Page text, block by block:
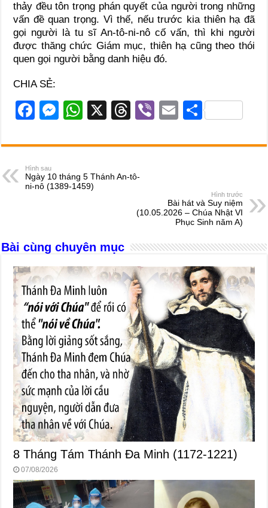
thảy đều tôn trọng phán quyết của người trong những
vấn đề quan trọng. Vì thế, nếu trước kia thiên hạ đã
gọi người là tu sĩ An-tô-ni-nô cố vấn, thì khi người
được thăng chức Giám mục, thiên hạ cũng theo thói
quen gọi người bằng danh hiệu đó.
CHIA SẺ:
F
c
e
b
k
M
ss
e
n
W
at
s
A
X
T
e
a
d
s
Vi
er
E
ail
S
ar
Hình sau
Ngày 10 tháng 5 Thánh An-tô-
ni-nô (1389-1459)
Hình trước
Bài hát và Suy niệm
(10.05.2026 – Chúa Nhật VI
Phục Sinh năm A)
Bài cùng chuyên mục
8 Tháng Tám Thánh Ða Minh (1172-1221)
07/08/2026